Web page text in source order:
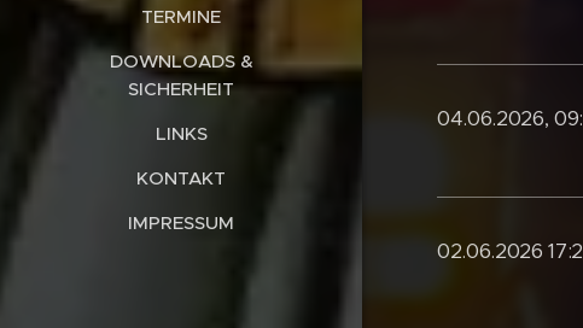
TERMINE
DOWNLOADS &
SICHERHEIT
LINKS
KONTAKT
IMPRESSUM
04.06.2026,
02.06.2026